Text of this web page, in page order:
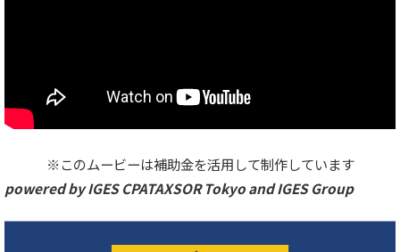
※このムービーは補助金を活用して制作しています
powered by IGES CPATAXSOR Tokyo and IGES Group